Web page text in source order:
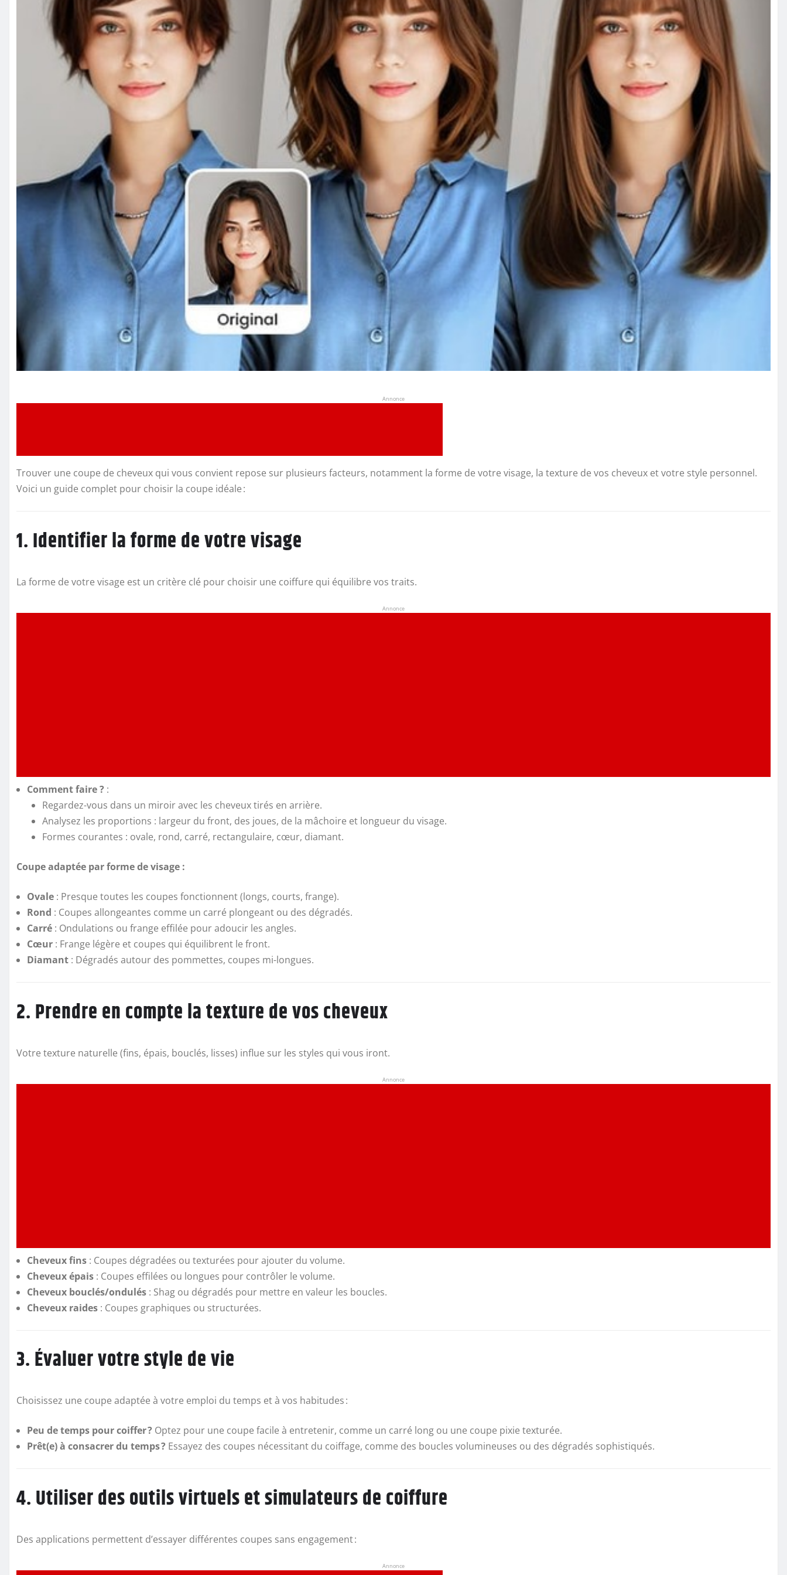
Annonce
Trouver une coupe de cheveux qui vous convient repose sur plusieurs facteurs, notamment la forme de votre visage, la texture de vos cheveux et votre style personnel.
Voici un guide complet pour choisir la coupe idéale :
1. Identifier la forme de votre visage
La forme de votre visage est un critère clé pour choisir une coiffure qui équilibre vos traits.
Annonce
Comment faire ? :
Regardez-vous dans un miroir avec les cheveux tirés en arrière.
Analysez les proportions : largeur du front, des joues, de la mâchoire et longueur du visage.
Formes courantes : ovale, rond, carré, rectangulaire, cœur, diamant.
Coupe adaptée par forme de visage :
Ovale : Presque toutes les coupes fonctionnent (longs, courts, frange).
Rond : Coupes allongeantes comme un carré plongeant ou des dégradés.
Carré : Ondulations ou frange effilée pour adoucir les angles.
Cœur : Frange légère et coupes qui équilibrent le front.
Diamant : Dégradés autour des pommettes, coupes mi-longues.
2. Prendre en compte la texture de vos cheveux
Votre texture naturelle (fins, épais, bouclés, lisses) influe sur les styles qui vous iront.
Annonce
Cheveux fins : Coupes dégradées ou texturées pour ajouter du volume.
Cheveux épais : Coupes effilées ou longues pour contrôler le volume.
Cheveux bouclés/ondulés : Shag ou dégradés pour mettre en valeur les boucles.
Cheveux raides : Coupes graphiques ou structurées.
3. Évaluer votre style de vie
Choisissez une coupe adaptée à votre emploi du temps et à vos habitudes :
Peu de temps pour coiffer ? Optez pour une coupe facile à entretenir, comme un carré long ou une coupe pixie texturée.
Prêt(e) à consacrer du temps ? Essayez des coupes nécessitant du coiffage, comme des boucles volumineuses ou des dégradés sophistiqués.
4. Utiliser des outils virtuels et simulateurs de coiffure
Des applications permettent d’essayer différentes coupes sans engagement :
Annonce